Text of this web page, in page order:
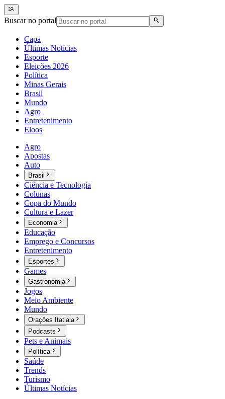
Buscar no portal
Capa
Últimas Notícias
Esporte
Eleições 2026
Política
Minas Gerais
Brasil
Mundo
Agro
Entretenimento
Eloos
Agro
Apostas
Auto
Brasil
Ciência e Tecnologia
Colunas
Copa do Mundo
Cultura e Lazer
Economia
Educação
Emprego e Concursos
Entretenimento
Esportes
Games
Gastronomia
Jogos
Meio Ambiente
Mundo
Orações Itatiaia
Podcasts
Pets e Animais
Política
Saúde
Trends
Turismo
Últimas Notícias